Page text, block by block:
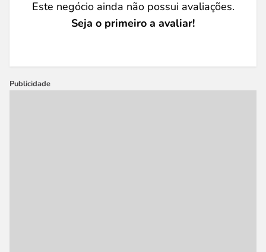
Este negócio ainda não possui avaliações.
Seja o primeiro a avaliar!
Publicidade